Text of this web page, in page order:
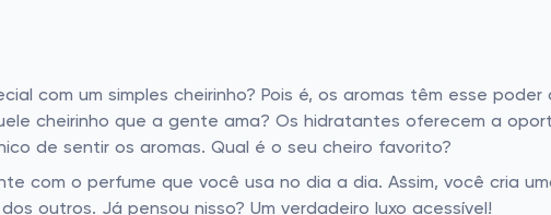
com um simples cheirinho? Pois é, os aromas têm esse
cheirinho que a gente ama? Os hidratantes oferecem a
de sentir os aromas. Qual é o seu cheiro favorito?
com o perfume que você usa no dia a dia. Assim, você cria
outros. Já pensou nisso? Um verdadeiro luxo acessível!